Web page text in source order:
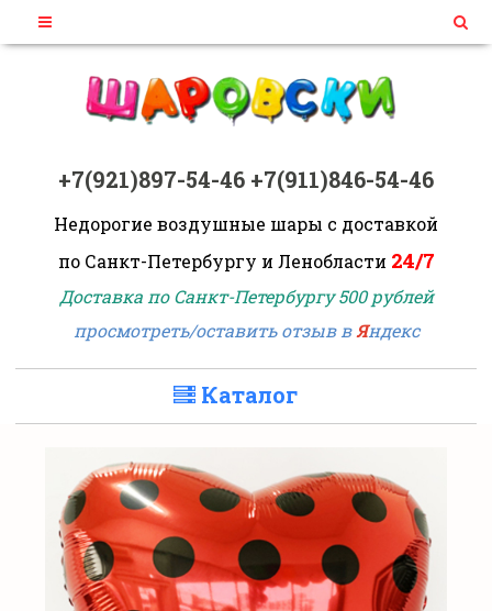
+7(921)897-54-46 +7(911)846-54-46
Недорогие воздушные шары с доставкой
по Санкт-Петербургу и Ленобласти 24/7
Доставка по Санкт-Петербургу 500 рублей
просмотреть/оставить отзыв вЯндекс
Каталог